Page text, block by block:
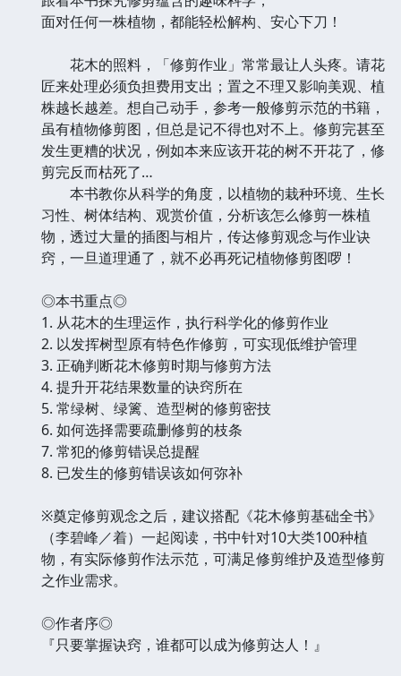
面对任何一株植物，都能轻松解构、安心下刀！
花木的照料，「修剪作业」常常最让人头疼。请花
匠来处理必须负担费用支出；置之不理又影响美观、植
株越长越差。想自己动手，参考一般修剪示范的书籍，
虽有植物修剪图，但总是记不得也对不上。修剪完甚至
发生更糟的状况，例如本来应该开花的树不开花了，修
剪完反而枯死了…
本书教你从科学的角度，以植物的栽种环境、生长
习性、树体结构、观赏价值，分析该怎么修剪一株植
物，透过大量的插图与相片，传达修剪观念与作业诀
窍，一旦道理通了，就不必再死记植物修剪图啰！
◎本书重点◎
1. 从花木的生理运作，执行科学化的修剪作业
2. 以发挥树型原有特色作修剪，可实现低维护管理
3. 正确判断花木修剪时期与修剪方法
4. 提升开花结果数量的诀窍所在
5. 常绿树、绿篱、造型树的修剪密技
6. 如何选择需要疏删修剪的枝条
7. 常犯的修剪错误总提醒
8. 已发生的修剪错误该如何弥补
※奠定修剪观念之后，建议搭配《花木修剪基础全书》
（李碧峰／着）一起阅读，书中针对10大类100种植
物，有实际修剪作法示范，可满足修剪维护及造型修剪
之作业需求。
◎作者序◎
『只要掌握诀窍，谁都可以成为修剪达人！』